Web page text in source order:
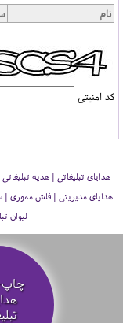
کد امنیتی
هدایای تبلیغاتی | هدیه
هدایای مدیریتی | فلش مموری
لیوان